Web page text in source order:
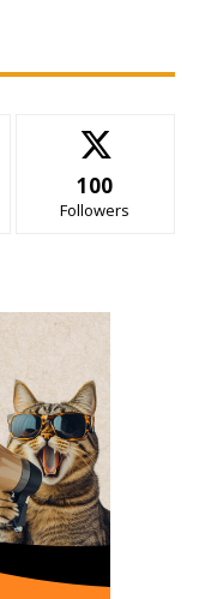
100
Followers